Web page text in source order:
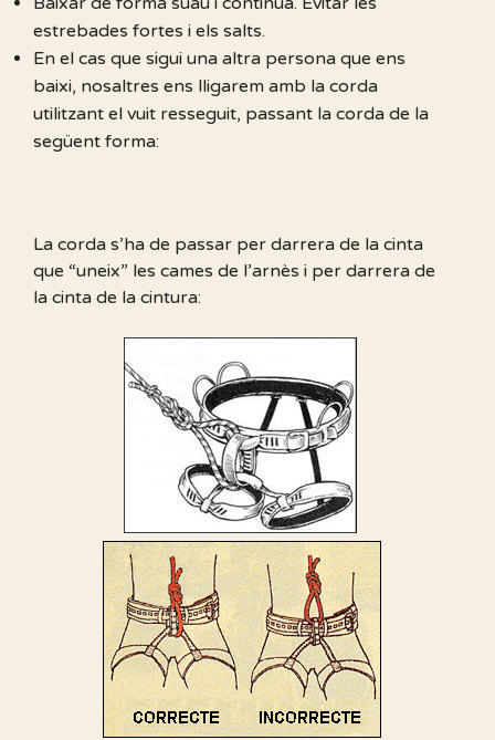
estrebades fortes i els salts.
En el cas que sigui una altra persona que ens
baixi, nosaltres ens lligarem amb la corda
utilitzant el vuit resseguit, passant la corda de la
següent forma:
La corda s’ha de passar per darrera de la cinta
que “uneix” les cames de l’arnès i per darrera de
la cinta de la cintura: